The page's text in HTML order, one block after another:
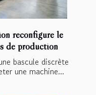
reconfigure le
de production
bascule discrète
une machine...